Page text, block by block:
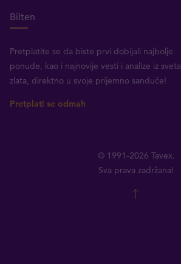
Bilten
Pretplatite se da biste prvi dobijali najbolje
ponude, kao i najnovije vesti i analize iz sveta
zlata, direktno u svoje prijemno sanduče!
Pretplati se odmah
© 1991-2026 Tavex.
Sva prava zadržana!